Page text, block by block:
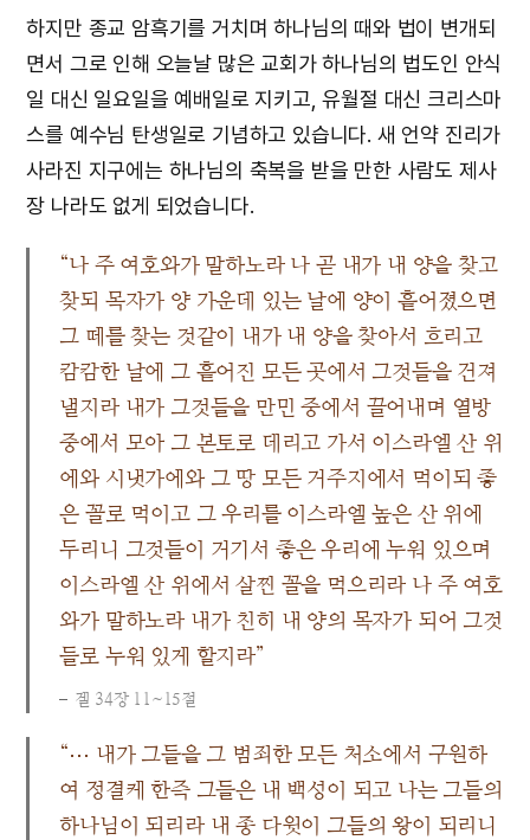
하지만 종교 암흑기를 거치며 하나님의 때와 법이 변개되
면서 그로 인해 오늘날 많은 교회가 하나님의 법도인 안식
일 대신 일요일을 예배일로 지키고, 유월절 대신 크리스마
스를 예수님 탄생일로 기념하고 있습니다. 새 언약 진리가
사라진 지구에는 하나님의 축복을 받을 만한 사람도 제사
장 나라도 없게 되었습니다.
“나 주 여호와가 말하노라 나 곧 내가 내 양을 찾고
찾되 목자가 양 가운데 있는 날에 양이 흩어졌으면
그 떼를 찾는 것같이 내가 내 양을 찾아서 흐리고
캄캄한 날에 그 흩어진 모든 곳에서 그것들을 건져
낼지라 내가 그것들을 만민 중에서 끌어내며 열방
중에서 모아 그 본토로 데리고 가서 이스라엘 산 위
에와 시냇가에와 그 땅 모든 거주지에서 먹이되 좋
은 꼴로 먹이고 그 우리를 이스라엘 높은 산 위에
두리니 그것들이 거기서 좋은 우리에 누워 있으며
이스라엘 산 위에서 살찐 꼴을 먹으리라 나 주 여호
와가 말하노라 내가 친히 내 양의 목자가 되어 그것
들로 누워 있게 할지라”
겔 34장 11~15절
“⋯ 내가 그들을 그 범죄한 모든 처소에서 구원하
여 정결케 한즉 그들은 내 백성이 되고 나는 그들의
하나님이 되리라 내 종 다윗이 그들의 왕이 되리니